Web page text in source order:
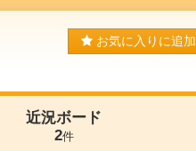
お気に入りに追加
近況ボード
2件